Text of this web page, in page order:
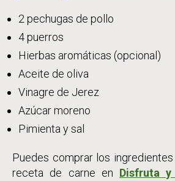
2 pechugas de pollo
4 puerros
Hierbas aromáticas (opcional)
Aceite de oliva
Vinagre de Jerez
Azúcar moreno
Pimienta y sal
Puedes comprar los
receta de carne en Disfruta y